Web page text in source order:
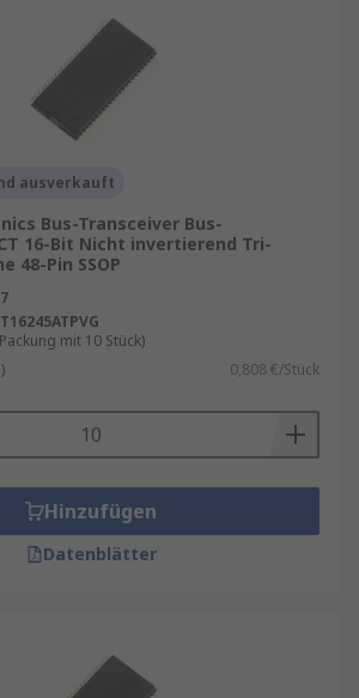
ausverkauft
Bus-Transceiver Bus-
16-Bit Nicht invertierend Tri-
48-Pin SSOP
mit 10 Stück)
0,808 €/Stück
Hinzufügen
Datenblätter